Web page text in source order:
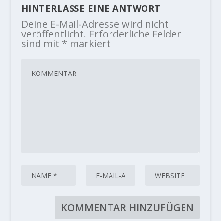
HINTERLASSE EINE ANTWORT
Deine E-Mail-Adresse wird nicht
veröffentlicht. Erforderliche Felder
sind mit * markiert